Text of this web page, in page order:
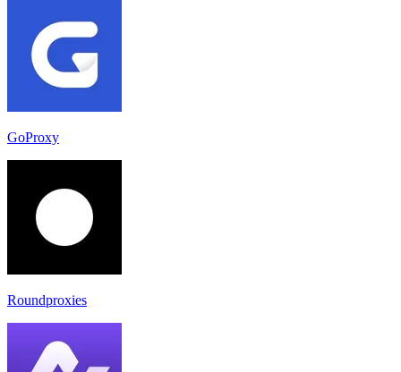
GoProxy
Roundproxies